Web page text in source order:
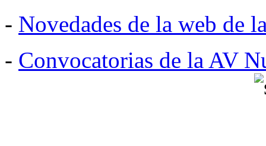
- Novedades de la web de
- Convocatorias de la AV